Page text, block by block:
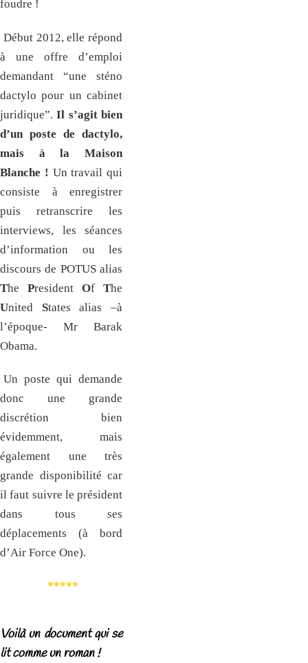
foudre !
Début 2012, elle répond
à une offre d’emploi
demandant “une sténo
dactylo pour un cabinet
juridique”.Il s’agit bien
d’un poste de dactylo,
mais à la Maison
Blanche ! Un travail qui
consiste à enregistrer
puis retranscrire les
interviews, les séances
d’information ou les
discours de POTUS alias
The President Of The
United States alias –à
l’époque- Mr Barak
Obama.
Un poste qui demande
donc une grande
discrétion bien
évidemment, mais
également une très
grande disponibilité car
il faut suivre le président
dans tous ses
déplacements (à bord
d’Air Force One).
*****
Voilà un document qui se
lit comme un roman !